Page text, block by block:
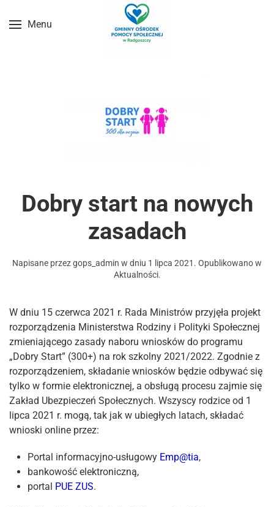
Przejdź do treści głównej
Menu
Dobry start na nowych
zasadach
Napisane przezgops_admin w dniu 1 lipca 2021 . Opublikowano w
Aktualności.
W dniu 15 czerwca 2021 r. Rada Ministrów przyjęła projekt
rozporządzenia Ministerstwa Rodziny i Polityki Społecznej
zmieniającego zasady naboru wniosków do programu
„Dobry Start” (300+) na rok szkolny 2021/2022. Zgodnie z
rozporządzeniem, składanie wniosków będzie odbywać się
tylko w formie elektronicznej, a obsługą procesu zajmie się
Zakład Ubezpieczeń Społecznych. Wszyscy rodzice od 1
lipca 2021 r. mogą, tak jak w ubiegłych latach, składać
wnioski online przez:
Portal informacyjno-usługowy Emp@tia,
bankowość elektroniczną,
portal PUE ZUS.